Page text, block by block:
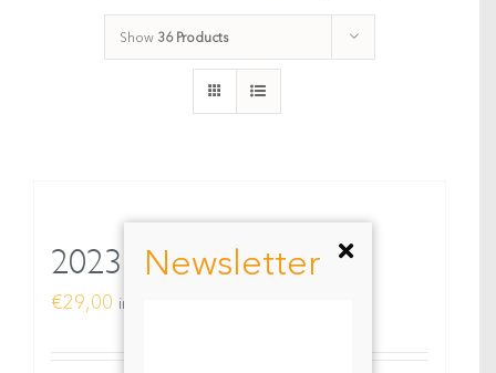
Show 36 Products
2023 Riesling X.TREM
€29,00 inkl. MwSt.
Newsletter